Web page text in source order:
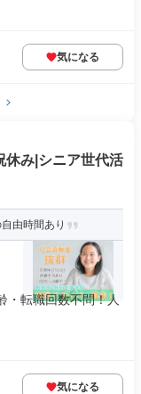
気になる
休み|シニア世代活
由時間あり
・転職回数不問！人
気になる